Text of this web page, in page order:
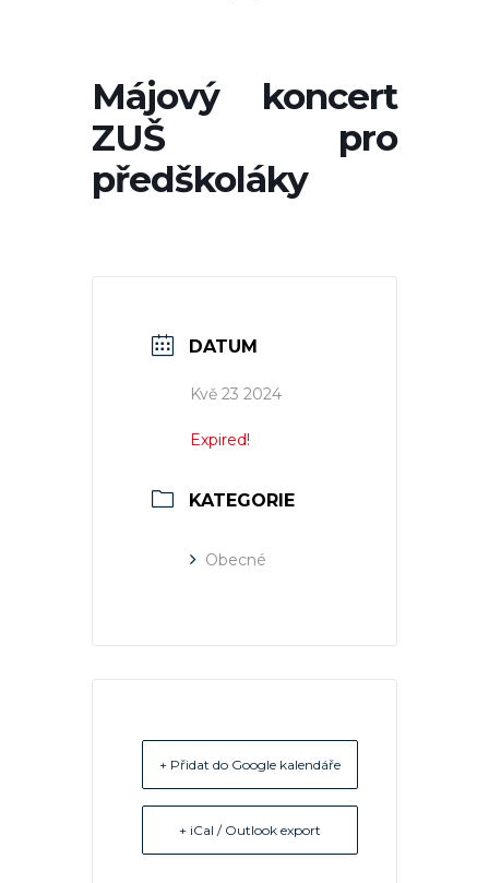
Májový koncert
ZUŠ pro
předškoláky
DATUM
Kvě 23 2024
Expired!
KATEGORIE
Obecné
+ Přidat do Google kalendáře
+ iCal / Outlook export